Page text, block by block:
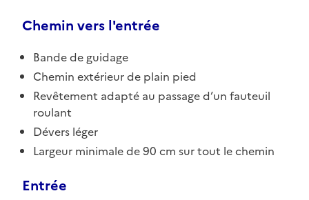
Chemin vers l'entrée
Bande de guidage
Chemin extérieur de plain pied
Revêtement adapté au passage d’un fauteuil
roulant
Dévers léger
Largeur minimale de 90 cm sur tout le chemin
Entrée